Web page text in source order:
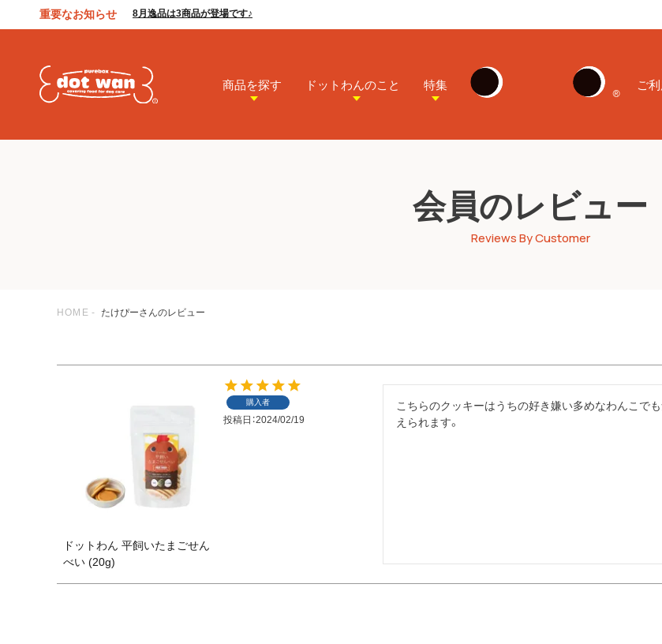
重要なお知らせ 8月逸品は3商品が登場です♪
特集
ドットわんのこと
商品を探す ご
会員のレビュー
Reviews By Customer
HOME たけぴーさんのレビュー
ドットわん 平飼いたまごせん
べい (20g)
購入者
投稿日 2024/02/19
こちらのクッキーはうちの好き嫌い多めなわんこで
えられます。